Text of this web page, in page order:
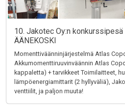
10. Jakotec Oy:n
ÄÄNEKOSKI
Momenttiväänninjärjestelmä Atlas
Akkumomenttiruuvinväännin Atlas
kappaletta) + tarvikkeet Toimilaitteet,
lämpöenergiamittarit (2 hyllyväliä),
venttiilit, ja paljon muuta!